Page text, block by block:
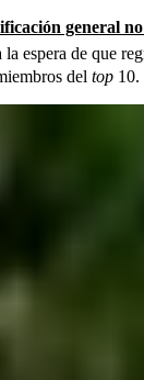
general
la espera de que
del top 10.